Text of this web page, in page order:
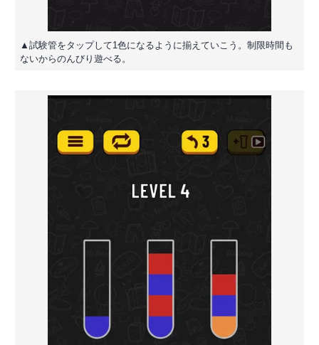
▲試験管をタップして1色になるように揃えていこう。制限時間も
ないからのんびり遊べる。